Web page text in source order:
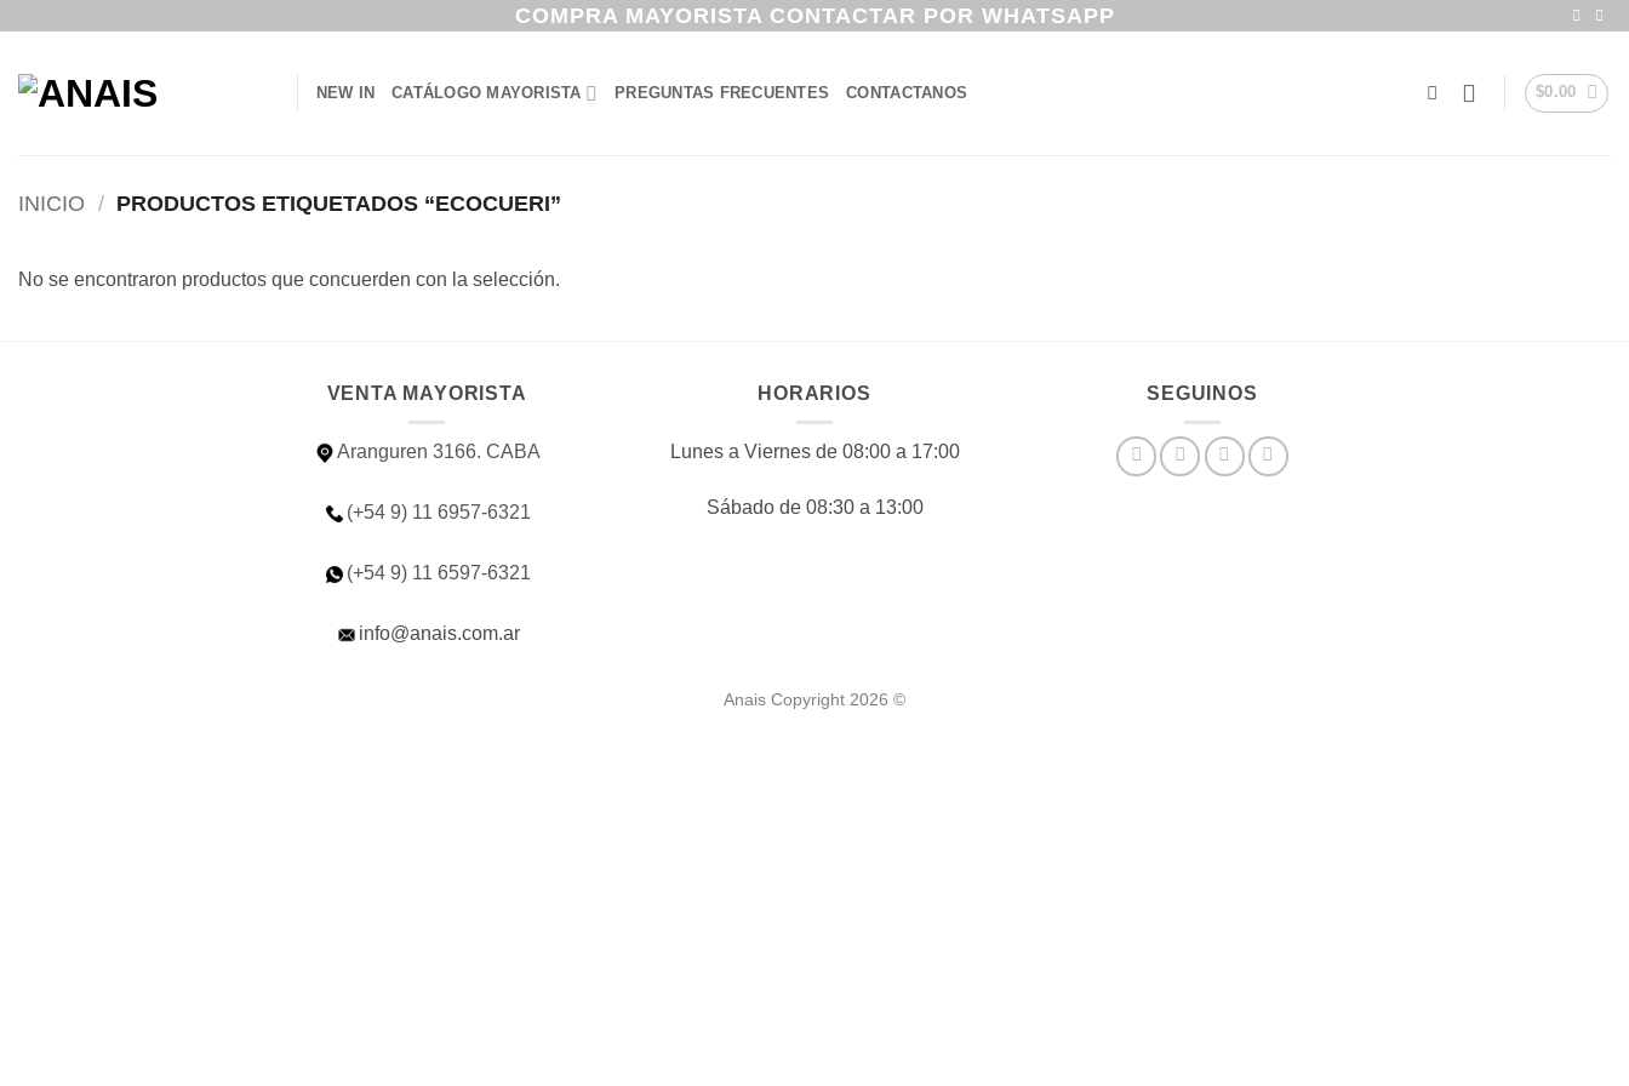
contenido
COMPRA MAYORISTA CONTACTAR POR WHATSAPP
NEW IN CATÁLOGO MAYORISTA PREGUNTAS FRECUENTES CONTACTANOS $0.00
INICIO / PRODUCTOS ETIQUETADOS “ECOCUERI”
No se encontraron productos que concuerden con la selección.
VENTA MAYORISTA
Aranguren 3166. CABA
(+54 9) 11 6957-6321
(+54 9) 11 6597-6321
info@anais.com.ar
HORARIOS
Lunes a Viernes de 08:00 a 17:00
Sábado de 08:30 a 13:00
SEGUINOS
Anais Copyright 2026 ©